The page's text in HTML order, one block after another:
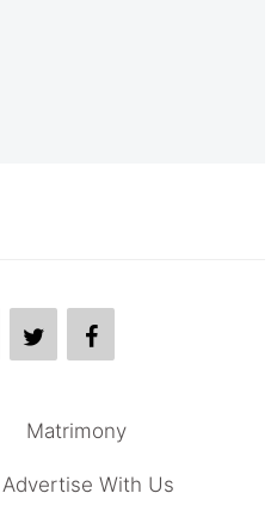
Matrimony
Advertise With Us